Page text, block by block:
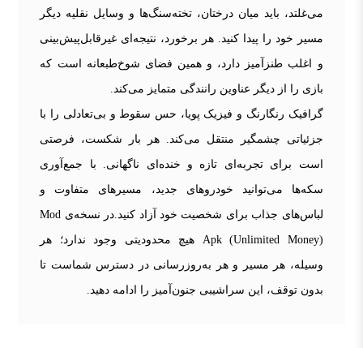
می‌غلتد، باید میان درختان، تخته‌سنگ‌ها و وسایل نقلیه دیگر
مسیر خود را پیدا کنید. هر برخورد، نتیجه‌ای غیرقابل‌پیش‌بینی
و اغلب طنزآمیز دارد، و همین فضای شوخ‌طبعانه است که
بازی را از دیگر عناوین رانندگی متمایز می‌کند.
گرافیک رنگارنگ و فیزیک پویا، حس سقوط و بی‌تعادلی را با
جزئیاتی چشمگیر منتقل می‌کند. هر بار شکست، فرصتی
است برای تجربه‌ای تازه و خنده‌ای ناگهانی. با جمع‌آوری
سکه‌ها می‌توانید خودروهای جدید، مسیرهای متفاوت و
لباس‌های جذاب برای شخصیت خود آزاد کنید.در نسخه‌ی Mod
Apk (Unlimited Money) هیچ محدودیتی وجود ندارد؛ هر
وسیله، هر مسیر و هر به‌روزرسانی در دسترس شماست تا
بدون توقف، این سراشیبی جنون‌آمیز را ادامه دهید.